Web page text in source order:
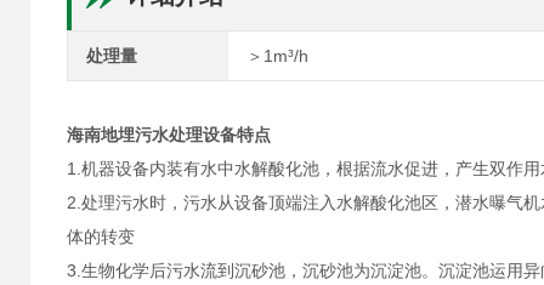
处理量 ＞1m³/h
海南地埋污水处理设备特点
1.机器设备内装有水中水解酸化池，根据流水促进，产生双作
2.处理污水时，污水从设备顶端注入水解酸化池区，潜水曝气
体的转变
3.生物化学后污水流到沉砂池，沉砂池为沉淀池。沉淀池运用